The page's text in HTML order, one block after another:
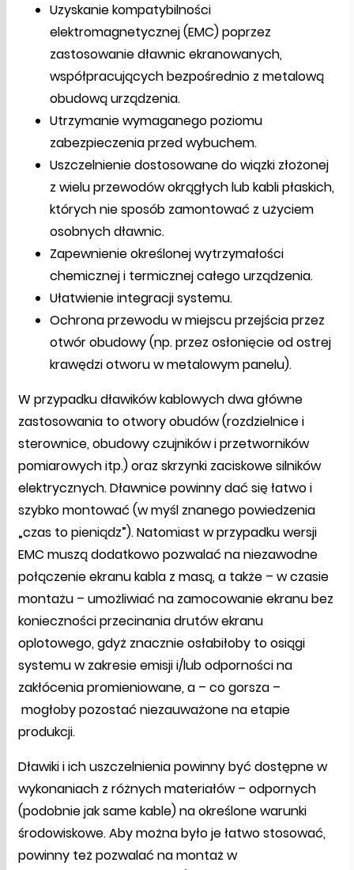
Uzyskanie kompatybilności
elektromagnetycznej (EMC) poprzez
zastosowanie dławnic ekranowanych,
współpracujących bezpośrednio z metalową
obudową urządzenia.
Utrzymanie wymaganego poziomu
zabezpieczenia przed wybuchem.
Uszczelnienie dostosowane do wiązki złożonej
z wielu przewodów okrągłych lub kabli płaskich,
których nie sposób zamontować z użyciem
osobnych dławnic.
Zapewnienie określonej wytrzymałości
chemicznej i termicznej całego urządzenia.
Ułatwienie integracji systemu.
Ochrona przewodu w miejscu przejścia przez
otwór obudowy (np. przez osłonięcie od ostrej
krawędzi otworu w metalowym panelu).
W przypadku dławików kablowych dwa główne
zastosowania to otwory obudów (rozdzielnice i
sterownice, obudowy czujników i przetworników
pomiarowych itp.) oraz skrzynki zaciskowe silników
elektrycznych. Dławnice powinny dać się łatwo i
szybko montować (w myśl znanego powiedzenia
„czas to pieniądz”). Natomiast w przypadku wersji
EMC muszą dodatkowo pozwalać na niezawodne
połączenie ekranu kabla z masą, a także – w czasie
montażu – umożliwiać na zamocowanie ekranu bez
konieczności przecinania drutów ekranu
oplotowego, gdyż znacznie osłabiłoby to osiągi
systemu w zakresie emisji i/lub odporności na
zakłócenia promieniowane, a – co gorsza –
mogłoby pozostać niezauważone na etapie
produkcji.
Dławiki i ich uszczelnienia powinny być dostępne w
wykonaniach z różnych materiałów – odpornych
(podobnie jak same kable) na określone warunki
środowiskowe. Aby można było je łatwo stosować,
powinny też pozwalać na montaż w